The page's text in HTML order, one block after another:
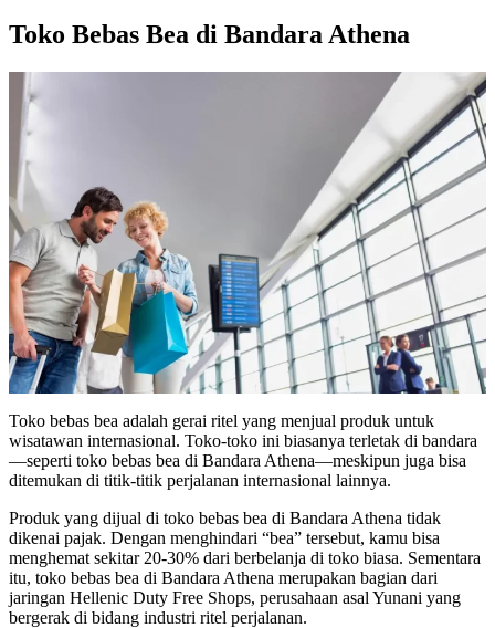
Toko Bebas Bea di Bandara Athena
Toko bebas bea adalah gerai ritel yang menjual produk untuk
wisatawan internasional. Toko-toko ini biasanya terletak di bandara
—seperti toko bebas bea di Bandara Athena—meskipun juga bisa
ditemukan di titik-titik perjalanan internasional lainnya.
Produk yang dijual di toko bebas bea di Bandara Athena tidak
dikenai pajak. Dengan menghindari “bea” tersebut, kamu bisa
menghemat sekitar 20-30% dari berbelanja di toko biasa. Sementara
itu, toko bebas bea di Bandara Athena merupakan bagian dari
jaringan Hellenic Duty Free Shops, perusahaan asal Yunani yang
bergerak di bidang industri ritel perjalanan.